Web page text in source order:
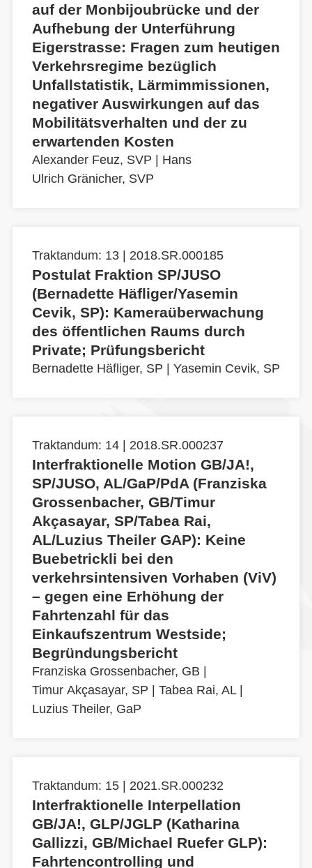
auf der Monbijoubrücke und der
Aufhebung der Unterführung
Eigerstrasse: Fragen zum heutigen
Verkehrsregime bezüglich
Unfallstatistik, Lärmimmissionen,
negativer Auswirkungen auf das
Mobilitätsverhalten und der zu
erwartenden Kosten
Alexander Feuz, SVP
Hans
Ulrich Gränicher, SVP
Traktandum: 13 | 2018.SR.000185
Postulat Fraktion SP/JUSO
(Bernadette Häfliger/Yasemin
Cevik, SP): Kameraüberwachung
des öffentlichen Raums durch
Private; Prüfungsbericht
Bernadette Häfliger, SP Yasemin Cevik, SP
Traktandum: 14 | 2018.SR.000237
Interfraktionelle Motion GB/JA!,
SP/JUSO, AL/GaP/PdA (Franziska
Grossenbacher, GB/Timur
Akçasayar, SP/Tabea Rai,
AL/Luzius Theiler GAP): Keine
Buebetrickli bei den
verkehrsintensiven Vorhaben (ViV)
– gegen eine Erhöhung der
Fahrtenzahl für das
Einkaufszentrum Westside;
Begründungsbericht
Franziska Grossenbacher, GB
Timur Akçasayar, SP
Tabea Rai, AL|
Luzius Theiler, GaP
Traktandum: 15 | 2021.SR.000232
Interfraktionelle Interpellation
GB/JA!, GLP/JGLP (Katharina
Gallizzi, GB/Michael Ruefer GLP):
Fahrtencontrolling und